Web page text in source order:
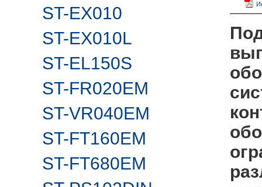
ST-EX010
ST-EX010L
ST-EL150S
ST-FR020EM
ST-VR040EM
ST-FT160EM
ST-FT680EM